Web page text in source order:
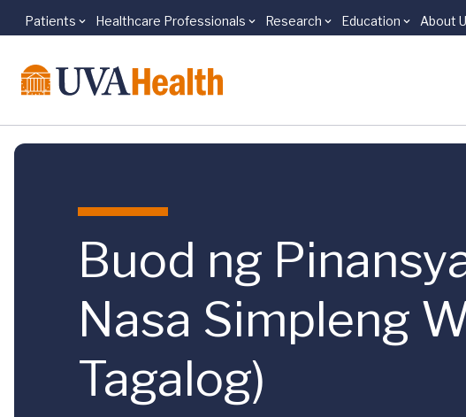
Skip to main content
Patients Healthcare Professionals Research Education About
Buod ng
Nasa Simpleng
Tagalog)